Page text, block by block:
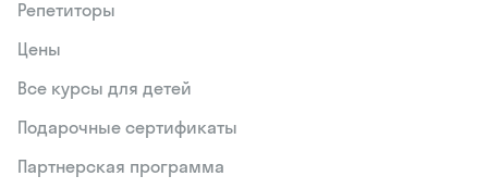
Репетиторы
Цены
Все курсы для детей
Подарочные сертификаты
Партнерская программа